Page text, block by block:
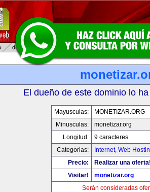
El dueño de este dominio lo
Mayusculas:
MONETIZAR.ORG
Minusculas:
monetizar.org
Longitud:
9 caracteres
Categorias:
Internet, Web
Precio:
Realizar una
Visitar!
monetizar.org
Serán consideradas